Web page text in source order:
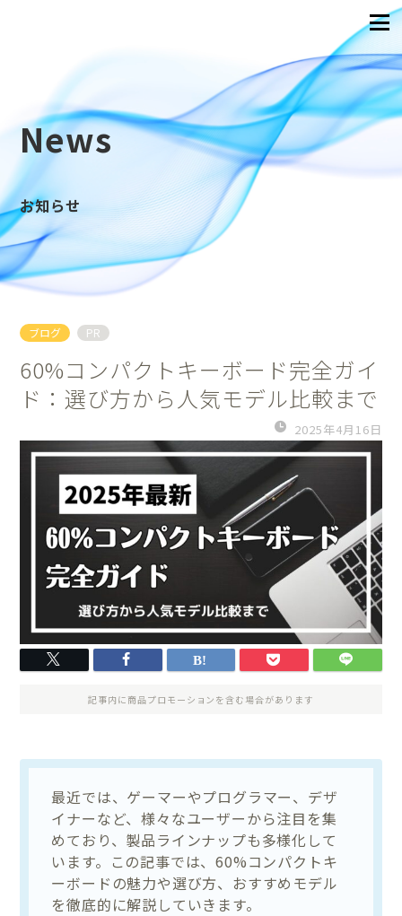
News
お知らせ
ブログ PR
60%コンパクトキーボード完全ガイ
ド：選び方から人気モデル比較まで
2025年4月16日
記事内に商品プロモーションを含む場合があります
最近では、ゲーマーやプログラマー、デザ
イナーなど、様々なユーザーから注目を集
めており、製品ラインナップも多様化して
います。この記事では、60%コンパクトキ
ーボードの魅力や選び方、おすすめモデル
を徹底的に解説していきます。